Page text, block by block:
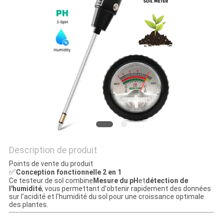
SITEMAP
Description de produit
Points de vente du produit
✅Conception fonctionnelle 2 en 1
Ce testeur de sol combine Mesure du pHetdétection de
l'humidité, vous permettant d'obtenir rapidement des données
sur l'acidité et l'humidité du sol pour une croissance optimale
des plantes.